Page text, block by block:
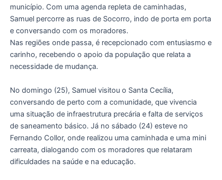
município. Com uma agenda repleta de caminhadas,
Samuel percorre as ruas de Socorro, indo de porta em porta
e conversando com os moradores.
Nas regiões onde passa, é recepcionado com entusiasmo e
carinho, recebendo o apoio da população que relata a
necessidade de mudança.
No domingo (25), Samuel visitou o Santa Cecília,
conversando de perto com a comunidade, que vivencia
uma situação de infraestrutura precária e falta de serviços
de saneamento básico. Já no sábado (24) esteve no
Fernando Collor, onde realizou uma caminhada e uma mini
carreata, dialogando com os moradores que relataram
dificuldades na saúde e na educação.